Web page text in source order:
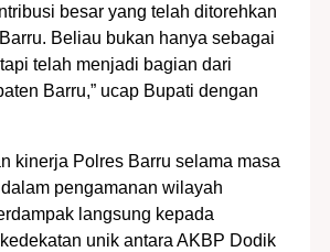
besar yang telah ditorehkan
Beliau bukan hanya sebagai
telah menjadi bagian dari
Barru,” ucap Bupati dengan
kinerja Polres Barru selama masa
pengamanan wilayah
langsung kepada
unik antara AKBP Dodik